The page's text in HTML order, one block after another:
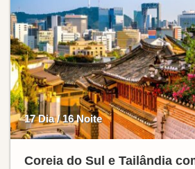
17 Dia / 16 Noite
Coreia do Sul e Tailândia